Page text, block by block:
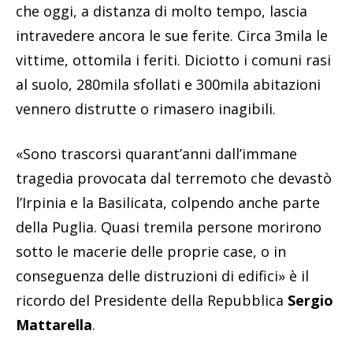
che oggi, a distanza di molto tempo, lascia
intravedere ancora le sue ferite. Circa 3mila le
vittime, ottomila i feriti. Diciotto i comuni rasi
al suolo, 280mila sfollati e 300mila abitazioni
vennero distrutte o rimasero inagibili.
«Sono trascorsi quarant’anni dall’immane
tragedia provocata dal terremoto che devastò
l’Irpinia e la Basilicata, colpendo anche parte
della Puglia. Quasi tremila persone morirono
sotto le macerie delle proprie case, o in
conseguenza delle distruzioni di edifici» è il
ricordo del Presidente della Repubblica Sergio
Mattarella.